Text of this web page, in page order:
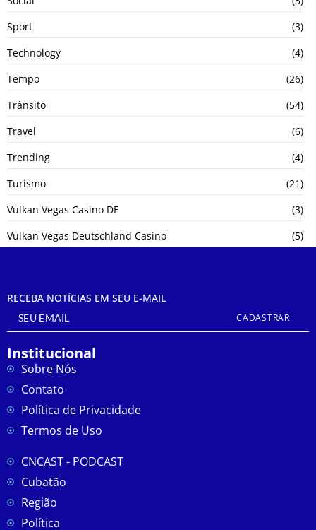
Sport
(3)
Technology
(4)
Tempo
(26)
Trânsito
(54)
Travel
(6)
Trending
(4)
Turismo
(21)
Vulkan Vegas Casino DE
(3)
Vulkan Vegas Deutschland Casino
(5)
RECEBA NOTÍCIAS EM SEU E-MAIL
CADASTRAR
Institucional
Sobre Nós
Contato
Política de Privacidade
Termos de Uso
CNCAST - PODCAST
Cubatão
Região
Política